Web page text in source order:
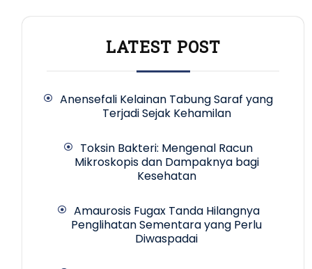
LATEST POST
Anensefali Kelainan Tabung Saraf yang
Terjadi Sejak Kehamilan
Toksin Bakteri: Mengenal Racun
Mikroskopis dan Dampaknya bagi
Kesehatan
Amaurosis Fugax Tanda Hilangnya
Penglihatan Sementara yang Perlu
Diwaspadai